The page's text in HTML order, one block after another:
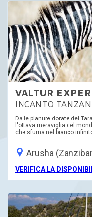
VALTUR
INCANTO
Dalle pianure dorate del
l'ottava meraviglia del
che sfuma nel bianco
Arusha
VERIFICA LA